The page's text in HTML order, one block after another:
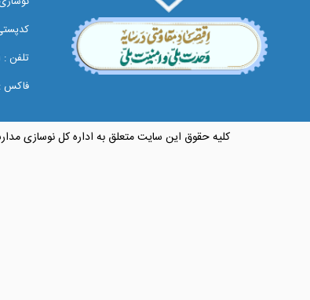
کدپستی
تلفن : ۰۴۱-۳۳۳۴۰۱۰۸
فاکس : ۰۴۱-۳۳۳۴۱۷۸۱
کلیه حقوق این سایت متعلق به اداره کل نوسازی